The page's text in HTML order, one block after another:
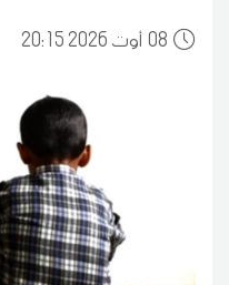
0820:15 2026 أوت